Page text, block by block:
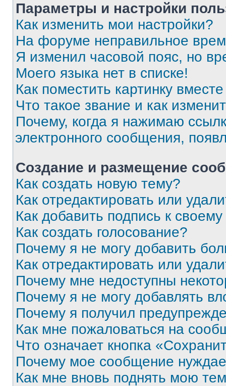
Параметры и настройки
Как изменить мои настройки?
На форуме неправильное
Я изменил часовой пояс, но
Моего языка нет в списке!
Как поместить картинку
Что такое звание и как
Почему, когда я нажимаю
электронного сообщения,
Создание и размещение
Как создать новую тему?
Как отредактировать или
Как добавить подпись к
Как создать голосование?
Почему я не могу добавить
Как отредактировать или
Почему мне недоступны
Почему я не могу добавлять
Почему я получил
Как мне пожаловаться на
Что означает кнопка
Почему мое сообщение
Как мне вновь поднять мою